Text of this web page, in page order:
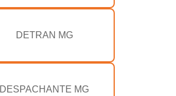
DETRAN MG
DESPACHANTE MG